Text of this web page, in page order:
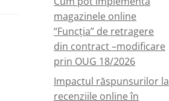
magazinele online
“Funcția” de retragere
din contract –modificare
prin OUG 18/2026
Impactul răspunsurilor la
recenziile online în